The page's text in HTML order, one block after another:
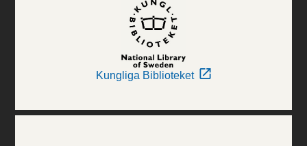
Kungliga Biblioteket